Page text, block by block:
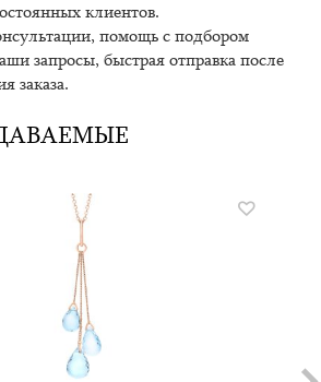
клиентов.
помощь с подбором
запросы, быстрая отправка после
заказа.